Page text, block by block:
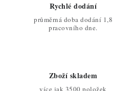
Rychlé dodání
průměrná doba dodání 1,8
pracovního dne.
Zboží skladem
více jak 3500 položek